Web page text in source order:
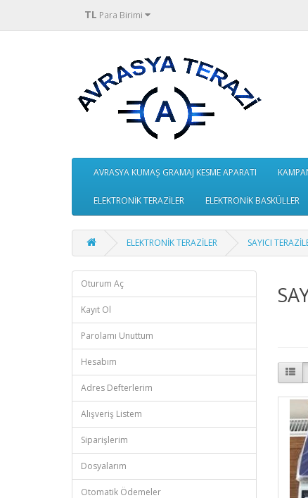
TL Para Birimi
AVRASYA KUMAŞ GRAMAJ KESME APARATI
ELEKTRONİK TERAZİLER ELEKTRONİK BASKÜLLER
ELEKTRONİK TERAZİLER SAYICI
Oturum Aç
Kayıt Ol
Parolamı Unuttum
Hesabım
Adres Defterlerim
Alışveriş Listem
Siparişlerim
Dosyalarım
Otomatik Ödemeler